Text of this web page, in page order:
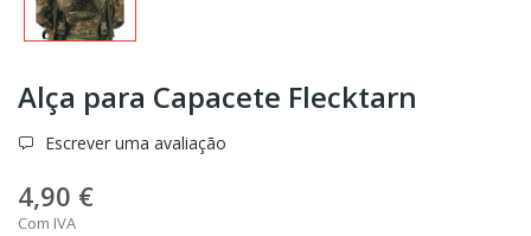
Alça para Capacete Flecktarn
Escrever uma avaliação
4,90 €
Com IVA